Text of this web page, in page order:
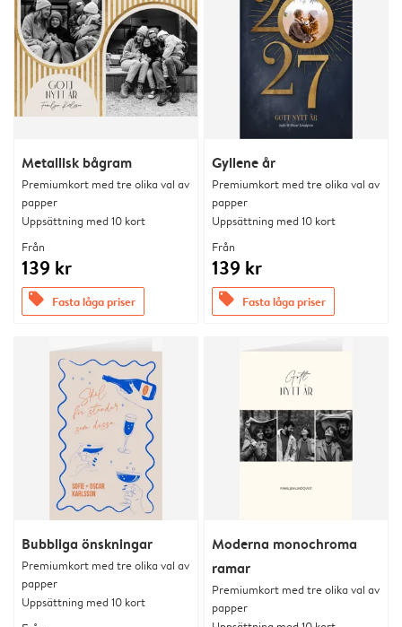
Metallisk bågram
Premiumkort med tre olika val av
papper
Uppsättning med 10 kort
Från
139 kr
offers Fasta låga priser
Gyllene år
Premiumkort med tre olika val av
papper
Uppsättning med 10 kort
Från
139 kr
offers Fasta låga priser
Bubbliga önskningar
Premiumkort med tre olika val av
papper
Uppsättning med 10 kort
Moderna monochroma
ramar
Premiumkort med tre olika val av
papper